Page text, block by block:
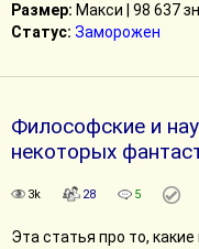
Размер: Макси | 98 637
Статус: Заморожен
Философские и
некоторых
3k 28 5
Эта статья про то,